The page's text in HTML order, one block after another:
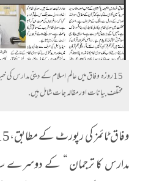
15روزہ وفاق میں عالم اسلام کے دینی مدارس
مختلف بیانات اور مقالہ جات شامل ہیں.
مدارس کا ترجمان “ کے دوسرے